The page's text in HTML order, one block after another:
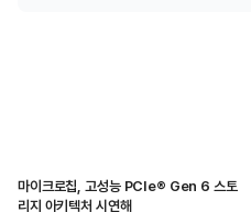
마이크로칩, 고성능 PCIe® Gen 6 스토
리지 아키텍처 시연해